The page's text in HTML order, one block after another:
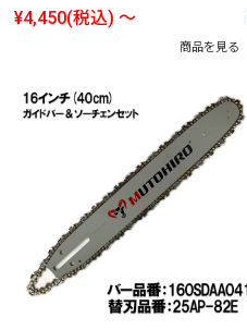
¥4,450(税込) ～
商品を見る